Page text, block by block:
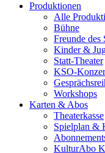
Produktionen
Alle
Bühne
Freunde des
Kinder &
Statt-Theater
KSO-
Workshops
Karten & Abos
Theaterkasse
Spielplan &
KulturAbo